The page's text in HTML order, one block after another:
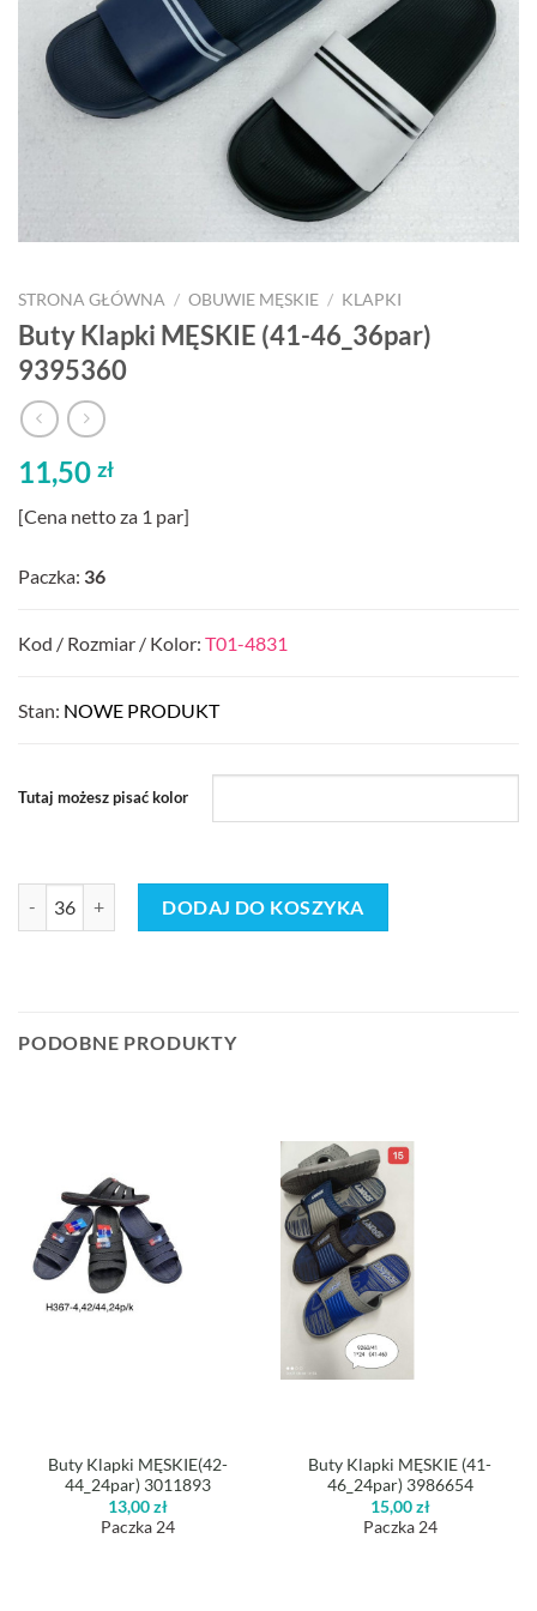
STRONA GŁÓWNA / OBUWIE MĘSKIE / KLAPKI
Buty Klapki MĘSKIE (41-46_36par)
9395360
11,50 zł
[Cena netto za 1 par]
Paczka: 36
Kod / Rozmiar / Kolor: T01-4831
Stan: NOWE PRODUKT
Tutaj możesz pisać kolor
DODAJ DO KOSZYKA
PODOBNE PRODUKTY
Buty Klapki MĘSKIE(42-
44_24par) 3011893
13,00zł
Paczka 24
Buty Klapki MĘSKIE (41-
46_24par) 3986654
15,00zł
Paczka 24